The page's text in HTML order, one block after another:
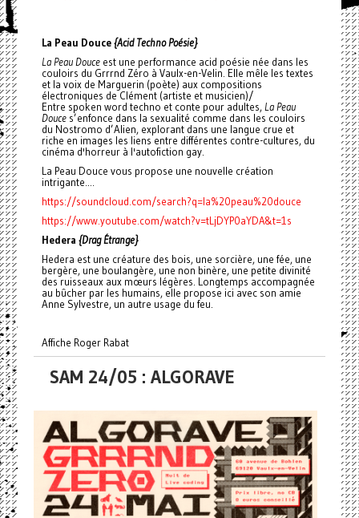
La Peau Douce{Acid Techno Poésie}
La Peau Douce est une performance acid poésie née dans les
couloirs du Grrrnd Zéro à Vaulx-en-Velin. Elle mêle les textes
et la voix de Marguerin (poète) aux compositions
électroniques de Clément (artiste et musicien)/
Entre spoken word techno et conte pour adultes, La Peau
Douce s’enfonce dans la sexualité comme dans les couloirs
du Nostromo d’Alien, explorant dans une langue crue et
riche en images les liens entre différentes contre-cultures, du
cinéma d'horreur à l'autofiction gay.
La Peau Douce vous propose une nouvelle création
intrigante....
https://soundcloud.com/search?q=la%20peau%20douce
https://www.youtube.com/watch?v=tLjDYP0aYDA&t=1s
Hedera {Drag Étrange}
Hedera est une créature des bois, une sorcière, une fée, une
bergère, une boulangère, une non binère, une petite divinité
des ruisseaux aux mœurs légères. Longtemps accompagnée
au bûcher par les humains, elle propose ici avec son amie
Anne Sylvestre, un autre usage du feu.
Affiche Roger Rabat
SAM 24/05 : ALGORAVE